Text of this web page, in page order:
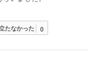
たなかった 0